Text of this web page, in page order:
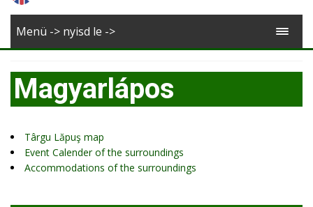
Deutsch
Romana
Menü -> nyisd le ->
Magyarlápos
Târgu Lăpuş map
Event Calender of the surroundings
Accommodations of the surroundings